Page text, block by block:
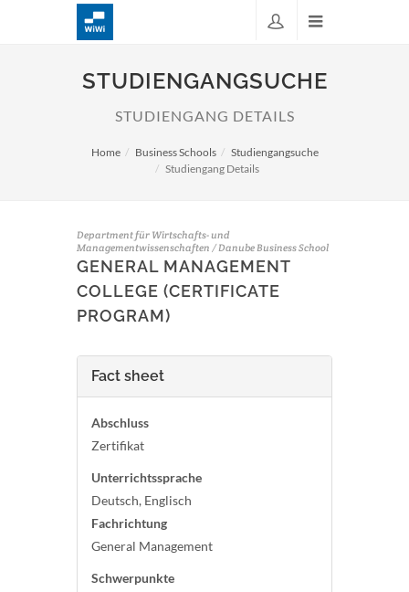
STUDIENGANGSUCHE
STUDIENGANG DETAILS
Home Business Schools
Studiengangsuche
Studiengang Details
Department für Wirtschafts- und
Managementwissenschaften / Danube Business School
GENERAL MANAGEMENT
COLLEGE (CERTIFICATE
PROGRAM)
Fact sheet
Abschluss
Zertifikat
Unterrichtssprache
Deutsch, Englisch
Fachrichtung
General Management
Schwerpunkte